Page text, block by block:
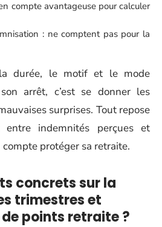
compte avantageuse pour calculer
: ne comptent pas pour la
durée, le motif et le mode
arrêt, c’est se donner les
surprises. Tout repose
entre indemnités perçues et
compte protéger sa retraite.
concrets sur la
trimestres et
points retraite ?